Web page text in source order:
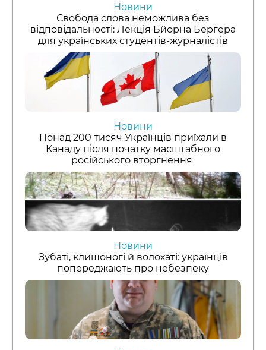
Новини
Свобода слова неможлива без
відповідальності: Лекція Бйорна Бергера
для українських студентів-журналістів
Новини
Понад 200 тисяч Українців приїхали в
Канаду після початку масштабного
російського вторгнення
Новини
Зубаті, клишоногі й волохаті: українців
попереджають про небезпеку